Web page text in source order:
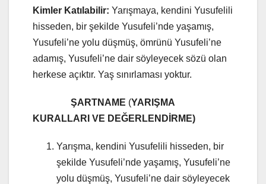
Kimler Katılabilir: Yarışmaya, kendini Yusufelili
hisseden, bir şekilde Yusufeli’nde yaşamış,
Yusufeli’ne yolu düşmüş, ömrünü Yusufeli’ne
adamış, Yusufeli’ne dair söyleyecek sözü olan
herkese açıktır. Yaş sınırlaması yoktur.
ŞARTNAME (YARIŞMA
KURALLARI VE DEĞERLENDİRME)
Yarışma, kendini Yusufelili hisseden, bir
şekilde Yusufeli’nde yaşamış, Yusufeli’ne
yolu düşmüş, Yusufeli’ne dair söyleyecek